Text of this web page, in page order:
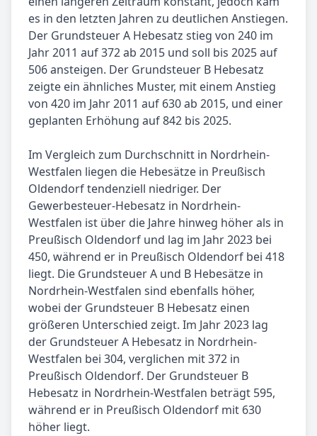
es in den letzten Jahren zu deutlichen Anstiegen.
Der Grundsteuer A Hebesatz stieg von 240 im
Jahr 2011 auf 372 ab 2015 und soll bis 2025 auf
506 ansteigen. Der Grundsteuer B Hebesatz
zeigte ein ähnliches Muster, mit einem Anstieg
von 420 im Jahr 2011 auf 630 ab 2015, und einer
geplanten Erhöhung auf 842 bis 2025.
Im Vergleich zum Durchschnitt in Nordrhein-
Westfalen liegen die Hebesätze in Preußisch
Oldendorf tendenziell niedriger. Der
Gewerbesteuer-Hebesatz in Nordrhein-
Westfalen ist über die Jahre hinweg höher als in
Preußisch Oldendorf und lag im Jahr 2023 bei
450, während er in Preußisch Oldendorf bei 418
liegt. Die Grundsteuer A und B Hebesätze in
Nordrhein-Westfalen sind ebenfalls höher,
wobei der Grundsteuer B Hebesatz einen
größeren Unterschied zeigt. Im Jahr 2023 lag
der Grundsteuer A Hebesatz in Nordrhein-
Westfalen bei 304, verglichen mit 372 in
Preußisch Oldendorf. Der Grundsteuer B
Hebesatz in Nordrhein-Westfalen beträgt 595,
während er in Preußisch Oldendorf mit 630
höher liegt.